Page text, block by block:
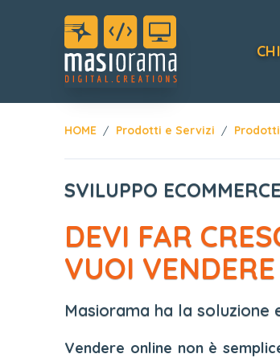
HOME Prodotti e Servizi Prodotti
SVILUPPO ECOMMERCE
DEVI FAR
VUOI
Masiorama ha la soluzione
Vendere online non è